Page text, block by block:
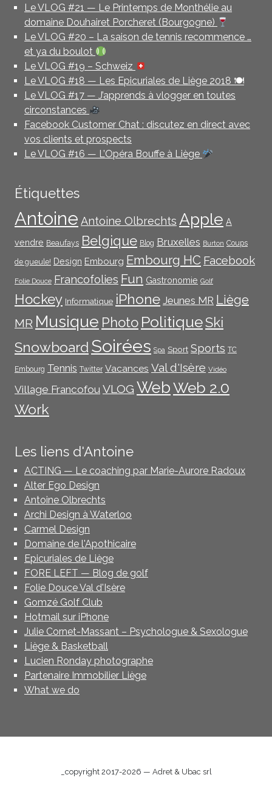
Le VLOG #21 — Le Printemps de Monthélie au
domaine Douhairet Porcheret (Bourgogne)
Le VLOG #20 – La saison de tennis recommence …
et ya du boulot
Le VLOG #19 – Schweiz
Le VLOG #18 — Les Epicuriales de Liège 2018 🍽
Le VLOG #17 — J’apprends à vlogger en toutes
circonstances
Facebook Customer Chat : discutez en direct avec
vos clients et prospects
Le VLOG #16 — L’Opéra Bouffe à Liège
Étiquettes
Antoine Antoine Olbrechts Apple A
vendre Beaufays Belgique Blog Bruxelles Burton Coups
de gueule! Design Embourg Embourg HC Facebook
Folie Douce Francofolies Fun Gastronomie Golf
Hockey Informatique iPhone Jeunes MR Liège
MR Musique Photo PolitiqueSki
Snowboard Soirées Spa Sport Sports TC
Embourg Tennis Twitter Vacances Val d'Isère Vidéo
Village Francofou VLOG WebWeb 2.0
Work
Les liens d'Antoine
ACTING — Le coaching par Marie-Aurore Radoux
Alter Ego Design
Antoine Olbrechts
Archi Design à Waterloo
Carmel Design
Domaine de l'Apothicaire
Epicuriales de Liège
FORE LEFT — Blog de golf
Folie Douce Val d'Isère
Gomzé Golf Club
Hotmail sur iPhone
Julie Cornet-Massant – Psychologue & Sexologue
Liège & Basketball
Lucien Ronday photographe
Partenaire Immobilier Liège
What we do
_copyright 2017-2026 — Adret & Ubac srl